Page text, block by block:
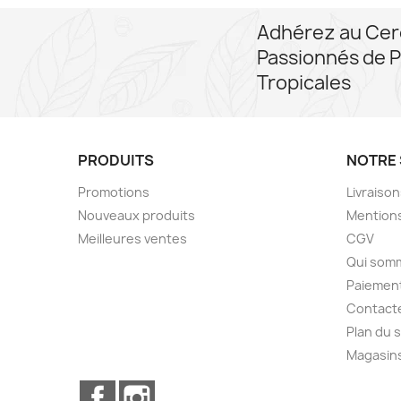
Adhérez au
Passionnés de
Tropicales
PRODUITS
Promotions
Nouveaux produits
Meilleures ventes
CGV
Qui
Plan du
Facebook